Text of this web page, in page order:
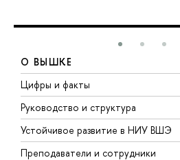
О ВЫШКЕ
Цифры и факты
Руководство и структура
Устойчивое развитие в НИУ ВШЭ
Преподаватели и сотрудники